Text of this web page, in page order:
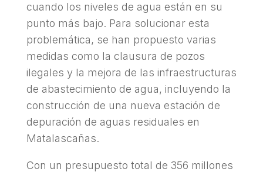
cuando los niveles de agua están en su
punto más bajo. Para solucionar esta
problemática, se han propuesto varias
medidas como la clausura de pozos
ilegales y la mejora de las infraestructuras
de abastecimiento de agua, incluyendo la
construcción de una nueva estación de
depuración de aguas residuales en
Matalascañas.
Con un presupuesto total de 356 millones